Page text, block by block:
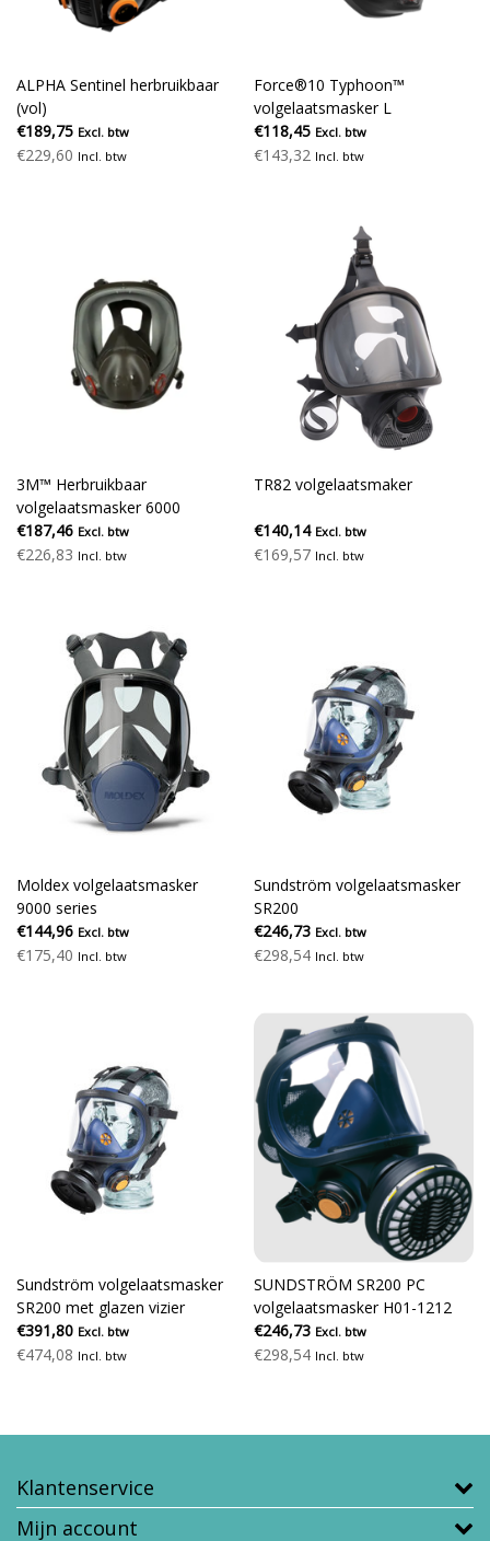
ALPHA Sentinel herbruikbaar
(vol)
€189,75 Excl. btw
€229,60 Incl. btw
Force®10 Typhoon™
volgelaatsmasker L
€118,45 Excl. btw
€143,32 Incl. btw
3M™ Herbruikbaar
volgelaatsmasker 6000
€187,46 Excl. btw
€226,83 Incl. btw
TR82 volgelaatsmaker
€140,14 Excl. btw
€169,57 Incl. btw
Moldex volgelaatsmasker
9000 series
€144,96 Excl. btw
€175,40 Incl. btw
Sundström volgelaatsmasker
SR200
€246,73 Excl. btw
€298,54 Incl. btw
Sundström volgelaatsmasker
SR200 met glazen vizier
€391,80 Excl. btw
€474,08 Incl. btw
SUNDSTRÖM SR200 PC
volgelaatsmasker H01-1212
€246,73 Excl. btw
€298,54 Incl. btw
Klantenservice
Mijn account